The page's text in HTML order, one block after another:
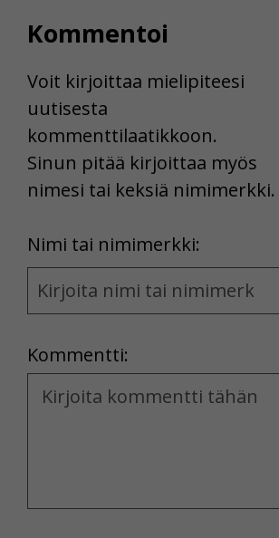
Kommentoi
Voit kirjoittaa mielipiteesi
uutisesta
kommenttilaatikkoon.
Sinun pitää kirjoittaa myös
nimesi tai keksiä nimimerkki.
Nimi tai nimimerkki:
Name
and
Kommentti:
Kommentti